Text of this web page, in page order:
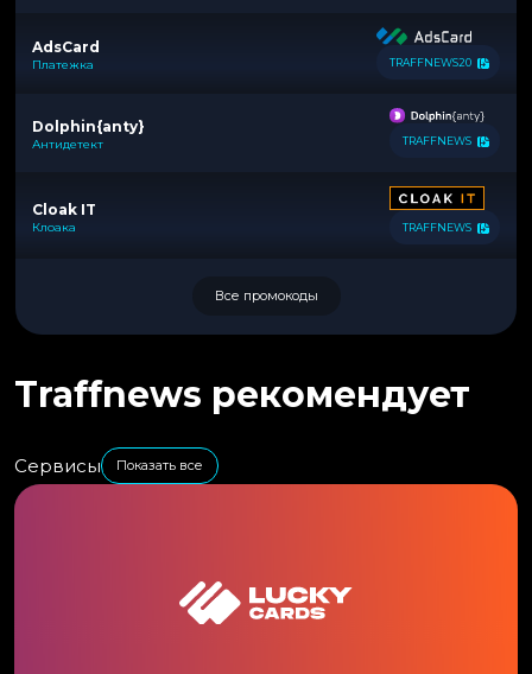
AdsCard
Платежка TRAFFNEWS20
Dolphin{anty}
Антидетект TRAFFNEWS
Cloak IT
Клоака TRAFFNEWS
Все промокоды
Traffnews рекомендует
Сервисы Показать все